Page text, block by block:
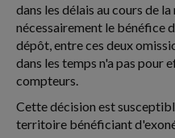
dans les délais au cours de
nécessairement le bénéfice
dépôt, entre ces deux
dans les temps n'a pas pour
compteurs.
Cette décision est
territoire bénéficiant